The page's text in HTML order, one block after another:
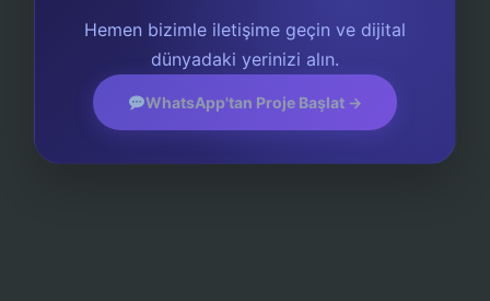
Hemen bizimle iletişime geçin ve dijital
dünyadaki yerinizi alın.
WhatsApp'tan Proje Başlat →